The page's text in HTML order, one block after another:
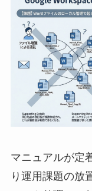
マニュアルが定
り運用課題の放